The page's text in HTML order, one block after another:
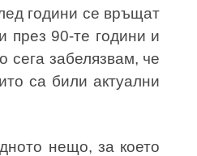
години се връщат
през 90-те години и
сега забелязвам, че
са били актуални
нещо, за което